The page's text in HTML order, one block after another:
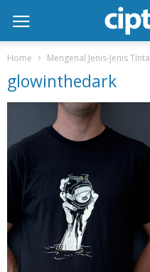
Home Mengenal Jenis-Jenis Tinta
glowinthedark